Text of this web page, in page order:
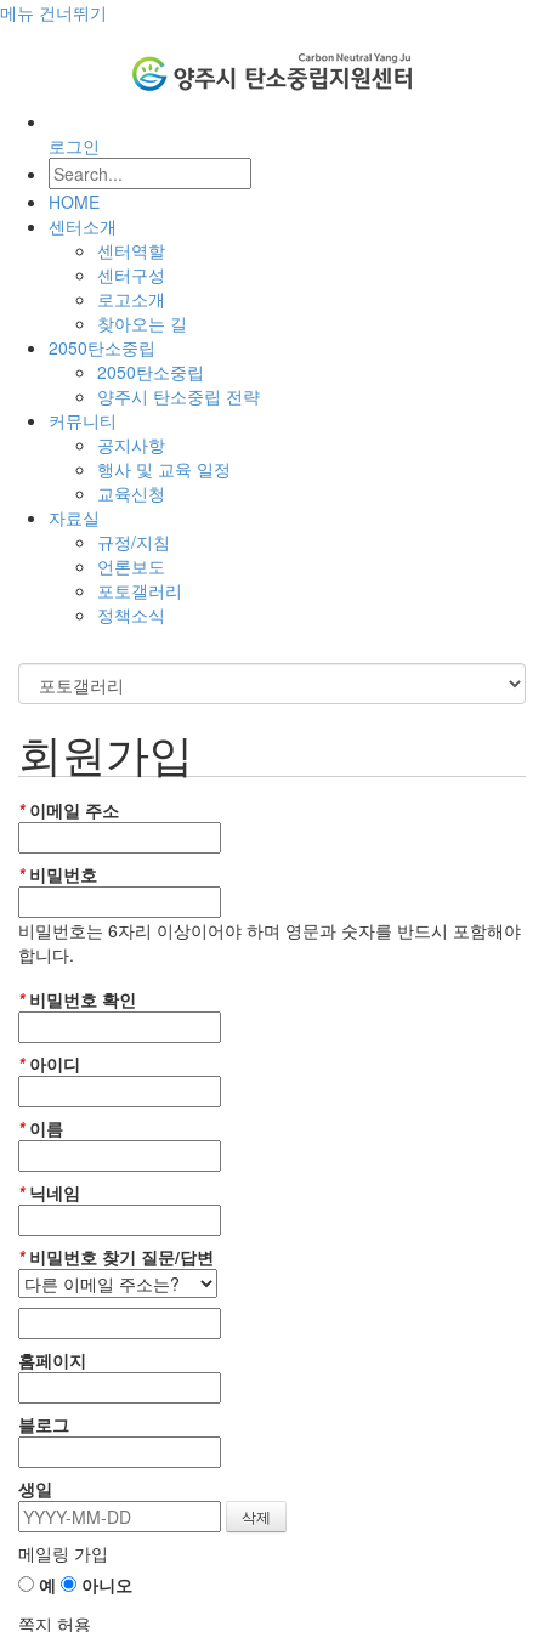
메뉴 건너뛰기
로그인
HOME
센터소개
센터역할
센터구성
로고소개
찾아오는 길
2050탄소중립
2050탄소중립
양주시 탄소중립 전략
커뮤니티
공지사항
행사 및 교육 일정
교육신청
자료실
규정/지침
언론보도
포토갤러리
정책소식
회원가입
*이메일 주소
*비밀번호
비밀번호는 6자리 이상이어야 하며 영문과 숫자를 반드시 포함해야
합니다.
*비밀번호 확인
*아이디
*이름
*닉네임
*비밀번호 찾기 질문/답변
홈페이지
블로그
생일
메일링 가입
예
아니오
쪽지 허용